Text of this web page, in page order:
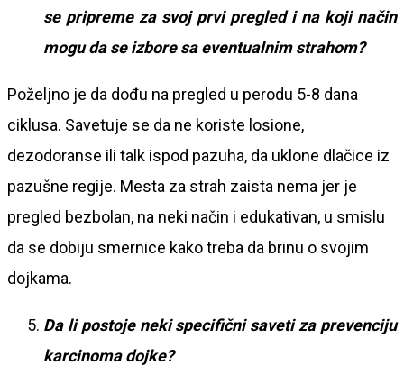
se pripreme za svoj prvi pregled i na koji način
mogu da se izbore sa eventualnim strahom?
Poželjno je da dođu na pregled u perodu 5-8 dana
ciklusa. Savetuje se da ne koriste losione,
dezodoranse ili talk ispod pazuha, da uklone dlačice iz
pazušne regije. Mesta za strah zaista nema jer je
pregled bezbolan, na neki način i edukativan, u smislu
da se dobiju smernice kako treba da brinu o svojim
dojkama.
Da li postoje neki specifični saveti za prevenciju
karcinomadojke?